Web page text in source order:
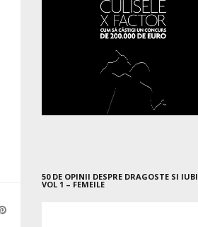
50 DE OPINII DESPRE DRAGOSTE SI
VOL 1 – FEMEILE